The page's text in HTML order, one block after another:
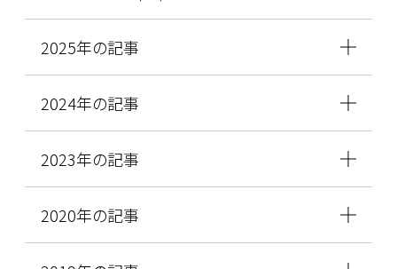
2025年の記事
2024年の記事
2023年の記事
2020年の記事